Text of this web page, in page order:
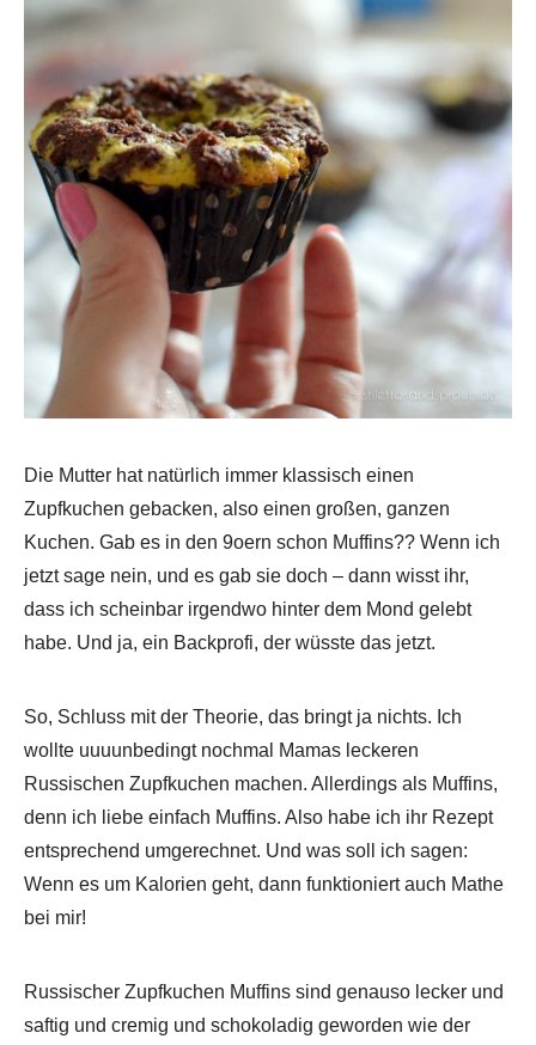
Die Mutter hat natürlich immer klassisch einen
Zupfkuchen gebacken, also einen großen, ganzen
Kuchen. Gab es in den 9oern schon Muffins?? Wenn ich
jetzt sage nein, und es gab sie doch – dann wisst ihr,
dass ich scheinbar irgendwo hinter dem Mond gelebt
habe. Und ja, ein Backprofi, der wüsste das jetzt.
So, Schluss mit der Theorie, das bringt ja nichts. Ich
wollte uuuunbedingt nochmal Mamas leckeren
Russischen Zupfkuchen machen. Allerdings als Muffins,
denn ich liebe einfach Muffins. Also habe ich ihr Rezept
entsprechend umgerechnet. Und was soll ich sagen:
Wenn es um Kalorien geht, dann funktioniert auch Mathe
bei mir!
Russischer Zupfkuchen Muffins sind genauso lecker und
saftig und cremig und schokoladig geworden wie der